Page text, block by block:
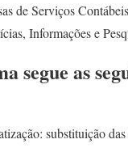
de Serviços
Informações e
segue as
substituição